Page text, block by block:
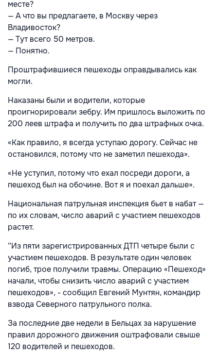
месте?
— А что вы предлагаете, в Москву через
Владивосток?
— Тут всего 50 метров.
— Понятно.
Проштрафившиеся пешеходы оправдывались как
могли.
Наказаны были и водители, которые
проигнорировали зебру. Им пришлось выложить по
200 леев штрафа и получить по два штрафных очка.
«Как правило, я всегда уступаю дорогу. Сейчас не
остановился, потому что не заметил пешехода».
«Не уступил, потому что ехал посреди дороги, а
пешеход был на обочине. Вот я и поехал дальше».
Национальная патрульная инспекция бьет в набат —
по их словам, число аварий с участием пешеходов
растет.
”Из пяти зарегистрированных ДТП четыре были с
участием пешеходов. В результате один человек
погиб, трое получили травмы. Операцию «Пешеход»
начали, чтобы снизить число аварий с участием
пешеходов», - сообщил Евгений Мунтян, командир
взвода Северного патрульного полка.
За последние две недели в Бельцах за нарушение
правил дорожного движения оштрафовали свыше
120 водителей и пешеходов.